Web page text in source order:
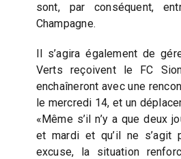
sont, par conséquent,
Champagne.
Il s’agira également de
Verts reçoivent le FC
enchaîneront avec une
le mercredi 14, et un
«Même s’il n’y a que deux
et mardi et qu’il ne s’agit
excuse, la situation